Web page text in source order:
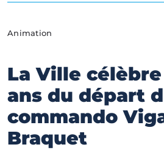
La Ville
ans du départ
commando
Braquet
Animation